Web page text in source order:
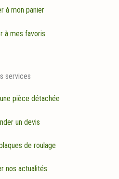
à mon panier
à mes favoris
services
pièce détachée
un devis
de roulage
nos actualités